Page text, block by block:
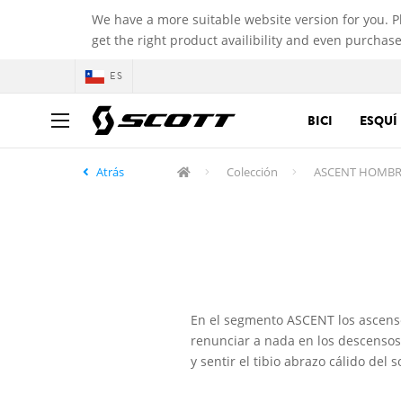
We have a more suitable website version for you.
get the right product availibility and even
ES
BICI ESQUÍ
Atrás Colección ASCENT
En el segmento ASCENT los
renunciar a nada en los
y sentir el tibio abrazo cálido del